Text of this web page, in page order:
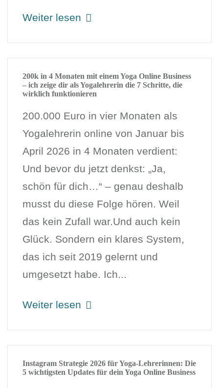
Weiter lesen
200k in 4 Monaten mit einem Yoga Online Business
– ich zeige dir als Yogalehrerin die 7 Schritte, die
wirklich funktionieren
200.000 Euro in vier Monaten als
Yogalehrerin online von Januar bis
April 2026 in 4 Monaten verdient:
Und bevor du jetzt denkst: „Ja,
schön für dich…“ – genau deshalb
musst du diese Folge hören. Weil
das kein Zufall war.Und auch kein
Glück. Sondern ein klares System,
das ich seit 2019 gelernt und
umgesetzt habe. Ich...
Weiter lesen
Instagram Strategie 2026 für Yoga-Lehrerinnen: Die
5 wichtigsten Updates für dein Yoga Online Business